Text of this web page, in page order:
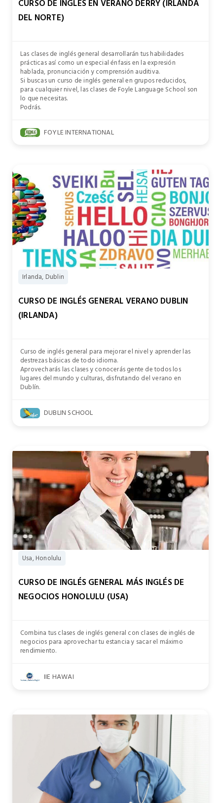
CURSO DE INGLÉS EN VERANO DERRY (IRLANDA
DEL NORTE)
Las clases de inglés general desarrollarán tus habilidades
prácticas así como un especial énfasis en la expresión
hablada, pronunciación y comprensión auditiva.
Si buscas un curso de inglés general en grupos reducidos,
para cualquier nivel, las clases de Foyle Language School son
lo que necesitas.
Podrás.
FOYLE INTERNATIONAL
Irlanda, Dublin
CURSO DE INGLÉS GENERAL VERANO DUBLIN
(IRLANDA)
Curso de inglés general para mejorar el nivel y aprender las
destrezas básicas de todo idioma.
Aprovecharás las clases y conocerás gente de todos los
lugares del mundo y culturas, disfrutando del verano en
Dublín.
DUBLIN SCHOOL
Usa, Honolulu
CURSO DE INGLÉS GENERAL MÁS INGLÉS DE
NEGOCIOS HONOLULU (USA)
Combina tus clases de inglés general con clases de inglés de
negocios para aprovechar tu estancia y sacar el máximo
rendimiento.
IIE HAWAI